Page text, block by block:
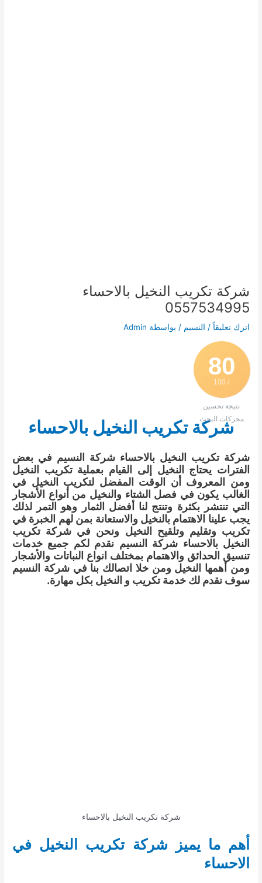
شركة تكريب النخيل بالاحساء
0557534995
اترك تعليقاً / النسيم / بواسطة Admin
80
/ 100
نتيجة تحسين
محركات البحث
شركة تكريب النخيل بالاحساء
شركة تكريب النخيل بالاحساء شركة النسيم في بعض
الفترات يحتاج النخيل إلى القيام بعملية تكريب النخيل
ومن المعروف أن الوقت المفضل لتكريب النخيل في
الغالب يكون في فصل الشتاء والنخيل من أنواع الأشجار
التي تنتشر بكثرة وتنتج لنا أفضل الثمار وهو التمر لذلك
يجب علينا الاهتمام بالنخيل والاستعانة بمن لهم الخبرة في
تكريب وتقليم وتلقيح النخيل ونحن في شركة تكريب
النخيل بالاحساء شركة النسيم نقدم لكم جميع خدمات
تنسيق الحدائق والاهتمام بمختلف انواع النباتات والأشجار
ومن أهمها النخيل ومن خلا اتصالك بنا في شركة النسيم
سوف نقدم لك خدمة تكريب و النخيل بكل مهارة.
شركة تكريب النخيل بالاحساء
أهم ما يميز شركة تكريب النخيل في
الاحساء